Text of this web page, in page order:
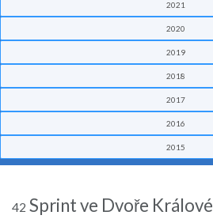
2021
2020
2019
2018
2017
2016
2015
42 Sprint ve Dvoře Králové